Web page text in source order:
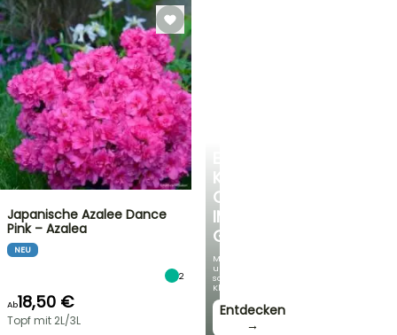
KÜHLE
OASE
IM
GARTEN
Mit
unseren
schönsten
Kletterpflanzen!
Entdecken
→
Japanische Azalee Dance
Pink – Azalea
NEU
2
Ab18,50 €
Topf mit 2L/3L